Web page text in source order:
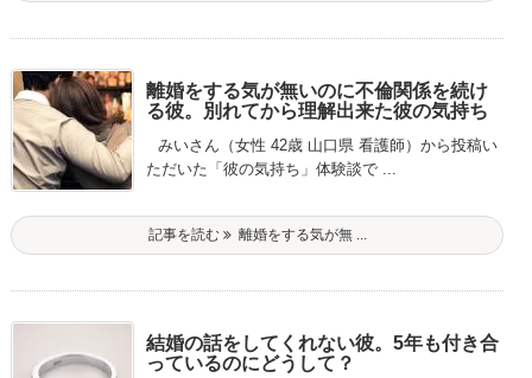
離婚をする気が無いのに不倫関係を続け
る彼。別れてから理解出来た彼の気持ち
みいさん（女性 42歳 山口県 看護師）から投稿い
ただいた「彼の気持ち」体験談で ...
記事を読む 離婚をする気が無 ...
結婚の話をしてくれない彼。5年も付き合
っているのにどうして？